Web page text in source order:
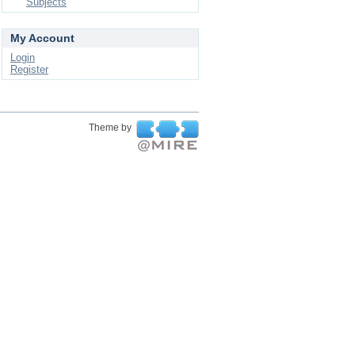
My Account
Login
Register
Theme by